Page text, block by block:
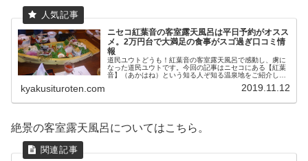
ニセコ紅葉音の客室露天風呂は平日予約がオスス
メ。2万円台で大満足の食事がスゴ過ぎ口コミ情
報
道民ユウトどうも！紅葉音の客室露天風呂で感動し、虜に
なった道民ユウトです。今回の記事はニセコにある【紅葉
音】（あかはね）という知る人ぞ知る温泉地をご紹介しよ
kyakusituroten.com 2019.11.12
絶景の客室露天風呂についてはこちら。